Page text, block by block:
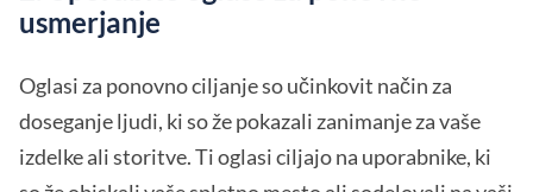
usmerjanje
Oglasi za ponovno ciljanje so učinkovit način za
doseganje ljudi, ki so že pokazali zanimanje za vaše
izdelke ali storitve. Ti oglasi ciljajo na uporabnike, ki